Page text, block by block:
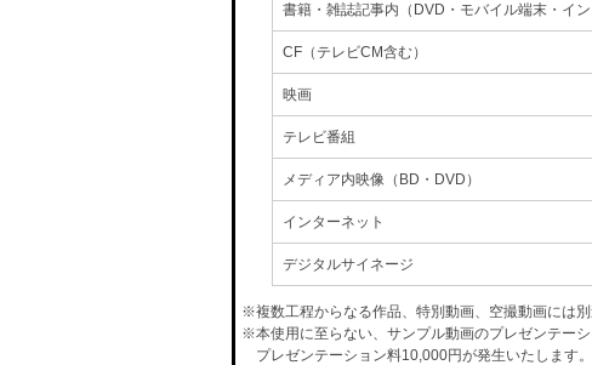
書籍・雑誌記事内（DVD・モバイル端末・イン
CF（テレビCM含む）
映画
テレビ番組
メディア内映像（BD・DVD）
インターネット
デジタルサイネージ
※複数工程からなる作品、特別動画、空撮動画には別
※本使用に至らない、サンプル動画のプレゼンテー
プレゼンテーション料10,000円が発生いたします。